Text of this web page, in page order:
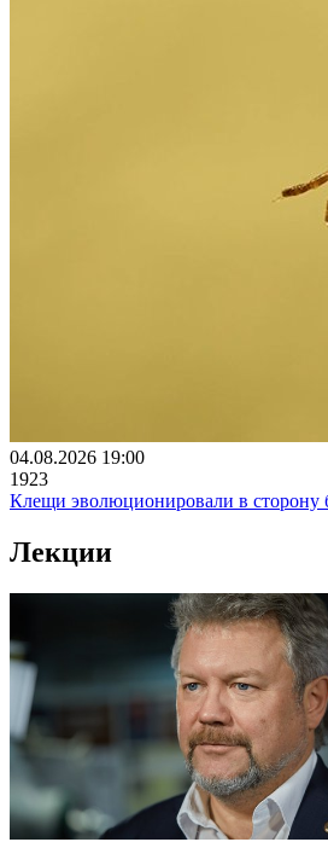
04.08.2026 19:00
1923
Клещи эволюционировали в сторону
Лекции